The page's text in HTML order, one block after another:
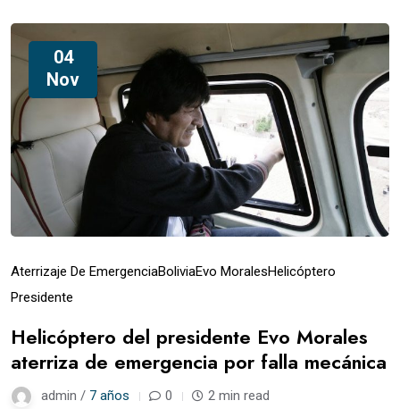
04
Nov
Aterrizaje De EmergenciaBoliviaEvo MoralesHelicóptero
Presidente
Helicóptero del presidente Evo Morales
aterriza de emergencia por falla mecánica
admin / 7 años 0 2 min read